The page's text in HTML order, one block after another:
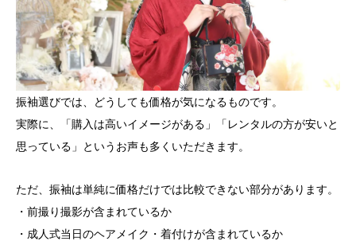
振袖選びでは、どうしても価格が気になるものです。
実際に、「購入は高いイメージがある」「レンタルの方が安いと
思っている」というお声も多くいただきます。
ただ、振袖は単純に価格だけでは比較できない部分があります。
・前撮り撮影が含まれているか
・成人式当日のヘアメイク・着付けが含まれているか